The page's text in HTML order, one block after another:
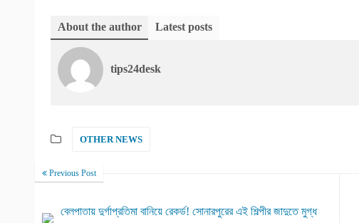
About the author Latest posts
tips24desk
OTHER NEWS
Previous Post
বেলপাতায় দুর্গাপ্রতিমা বানিয়ে রেকর্ড! সোনারপুরের এই শিল্পীর জাদুতে মুগ্ধ